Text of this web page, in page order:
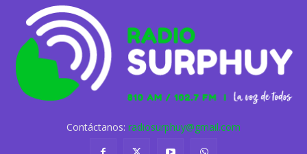
Contáctanos: radiosurphuy@gmail.com